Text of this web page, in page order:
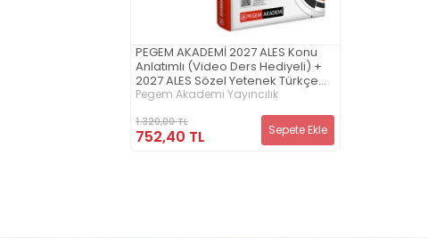
PEGEM AKADEMİ 2027 ALES Konu
Anlatımlı (Video Ders Hediyeli) +
2027 ALES Sözel Yetenek Türkçe
Tamamı Çözümlü Soru Bankası
Pegem Akademi Yayıncılık
1.320,00 TL
752,40 TL Sepete Ekle